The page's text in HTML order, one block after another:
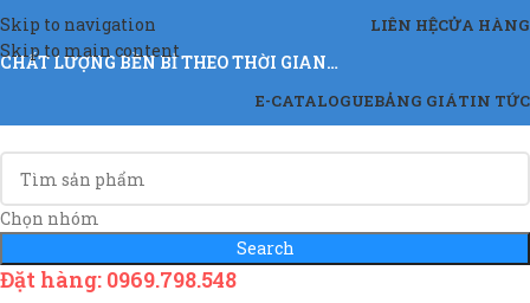
Skip to navigation
Skip to main content
LIÊN HỆCỬA HÀNG
CHẤT LƯỢNG BỀN BỈ THEO THỜI GIAN…
E-CATALOGUEBẢNG GIÁTIN TỨC
Chọn nhóm
Search
Đặt hàng: 0969.798.548